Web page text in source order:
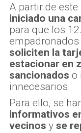
A partir de este
iniciado una
para que los
soliciten la
estacionar en
sancionados o
innecesarios.
Para ello, se
informativos
vecinos y se